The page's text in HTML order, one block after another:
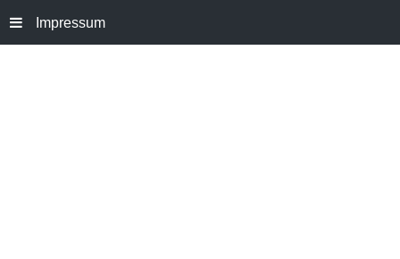
Impressum